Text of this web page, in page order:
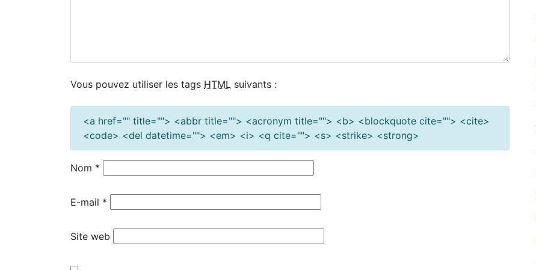
Vous pouvez utiliser les tags HTML suivants :
<a href="" title=""> <abbr title=""> <acronym title=""> <b> <blockquote cite=""> <cite>
<code> <del datetime=""> <em> <i> <q cite=""> <s> <strike> <strong>
Nom *
E-mail *
Site web